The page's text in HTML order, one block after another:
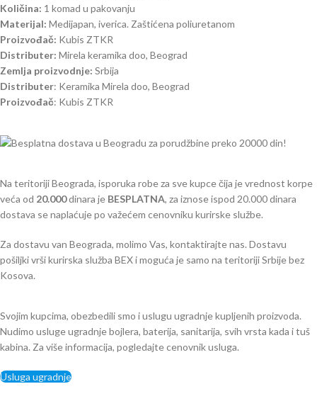
Količina: 1 komad u pakovanju
Materijal: Medijapan, iverica. Zaštićena poliuretanom
Proizvođač: Kubis ZTKR
Distributer: Mirela keramika doo, Beograd
Zemlja proizvodnje: Srbija
Distributer: Keramika Mirela doo, Beograd
Proizvođač: Kubis ZTKR
Na teritoriji Beograda, isporuka robe za sve kupce čija je vrednost korpe
veća od 20.000dinara je BESPLATNA, za iznose ispod 20.000 dinara
dostava se naplaćuje po važećem cenovniku kurirske službe.
Za dostavu van Beograda, molimo Vas, kontaktirajte nas. Dostavu
pošiljki vrši kurirska služba BEX i moguća je samo na teritoriji Srbije bez
Kosova.
Svojim kupcima, obezbedili smo i uslugu ugradnje kupljenih proizvoda.
Nudimo usluge ugradnje bojlera, baterija, sanitarija, svih vrsta kada i tuš
kabina. Za više informacija, pogledajte cenovnik usluga.
Usluga ugradnje